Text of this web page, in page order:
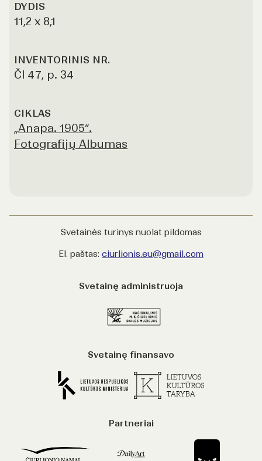
DYDIS
11,2 x 8,1
INVENTORINIS NR.
Čl 47, p. 34
CIKLAS
„Anapa. 1905“.
Fotografijų Albumas
Svetainės turinys nuolat pildomas
El. paštas: ciurlionis.eu@gmail.com
Svetainę administruoja
Svetainę finansavo
Partneriai